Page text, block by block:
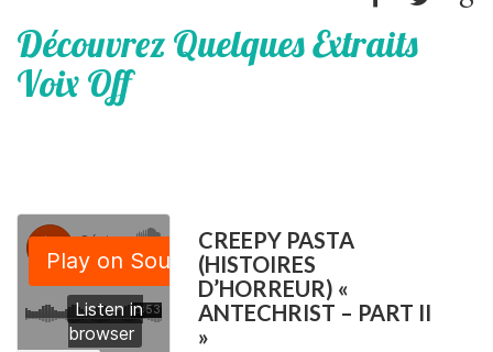
Découvrez Quelques Extraits
Voix Off
CREEPY PASTA
(HISTOIRES
D’HORREUR) «
ANTECHRIST – PART II
»